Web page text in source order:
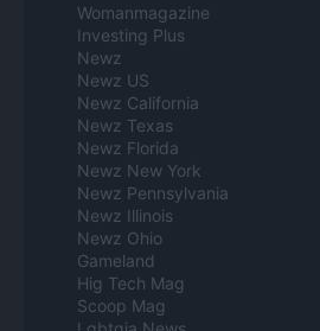
Womanmagazine
Investing Plus
Newz
Newz US
Newz California
Newz Texas
Newz Florida
Newz New York
Newz Pennsylvania
Newz Illinois
Newz Ohio
Gameland
Hig Tech Mag
Scoop Mag